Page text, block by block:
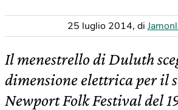
25 luglio 2014, di
Il menestrello di Duluth
dimensione elettrica per il
Newport Folk Festival del